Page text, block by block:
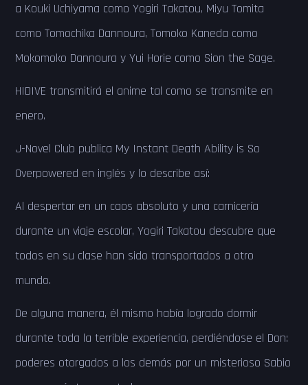
a Kouki Uchiyama como Yogiri Takatou, Miyu Tomita
como Tomochika Dannoura, Tomoko Kaneda como
Mokomoko Dannoura y Yui Horie como Sion the Sage.
HIDIVE transmitirá el anime tal como se transmite en
enero.
J-Novel Club publica My Instant Death Ability is So
Overpowered en inglés y lo describe así:
Al despertar en un caos absoluto y una carnicería
durante un viaje escolar, Yogiri Takatou descubre que
todos en su clase han sido transportados a otro
mundo.
De alguna manera, él mismo había logrado dormir
durante toda la terrible experiencia, perdiéndose el Don:
poderes otorgados a los demás por un misterioso Sabio